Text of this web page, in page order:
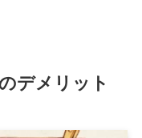
デメリット